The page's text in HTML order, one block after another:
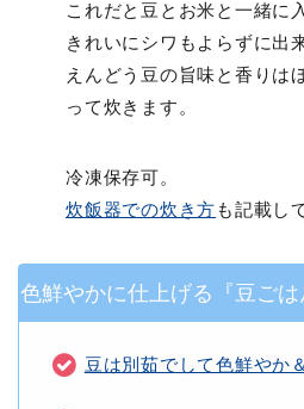
これだと豆とお米と一緒に
きれいにシワもよらずに出
えんどう豆の旨味と香りは
って炊きます。
冷凍保存可。
炊飯器での炊き方も記載し
色鮮やかに仕上げる『豆ご
豆は別茹でして色鮮やか